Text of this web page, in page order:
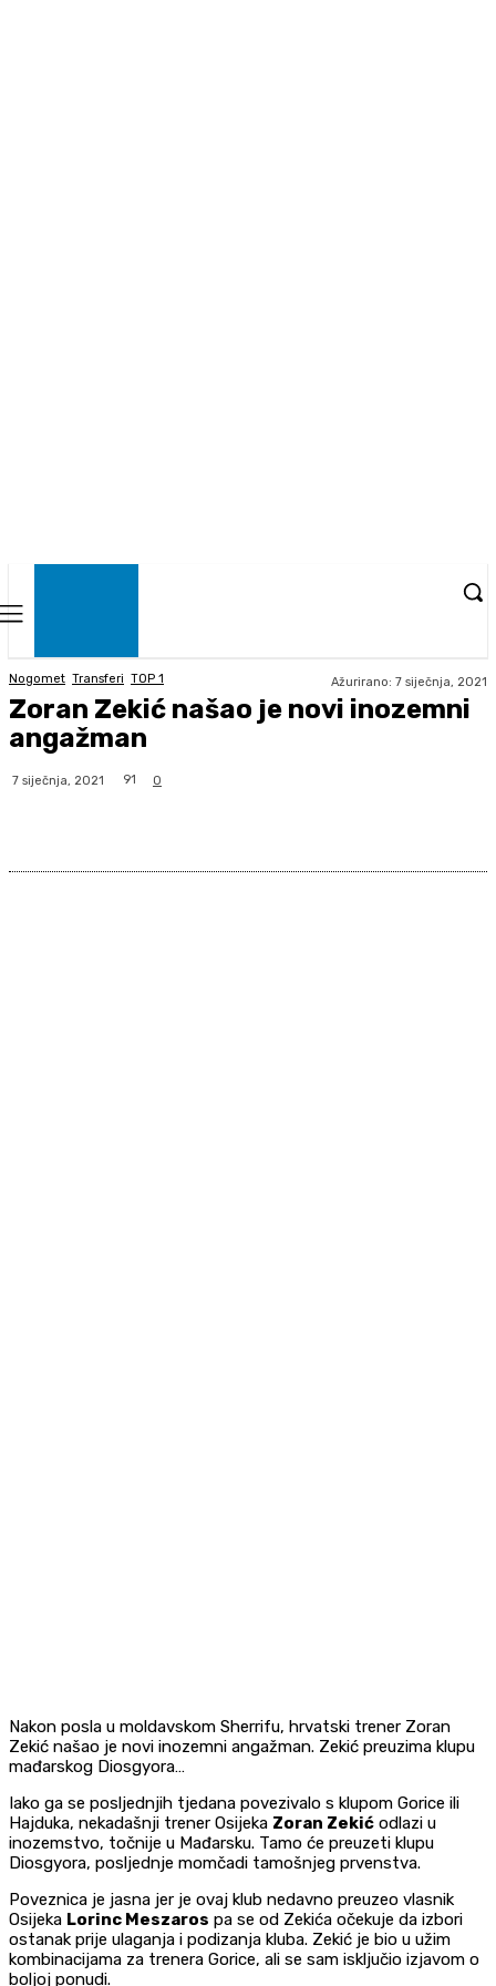
Nogomet Transferi TOP 1 Ažurirano: 7 siječnja, 2021
Zoran Zekić našao je novi inozemni
angažman
7 siječnja, 2021 91 0
Nakon posla u moldavskom Sherrifu, hrvatski trener Zoran
Zekić našao je novi inozemni angažman. Zekić preuzima klupu
mađarskog Diosgyora…
Iako ga se posljednjih tjedana povezivalo s klupom Gorice ili
Hajduka, nekadašnji trener Osijeka Zoran Zekić odlazi u
inozemstvo, točnije u Mađarsku. Tamo će preuzeti klupu
Diosgyora, posljednje momčadi tamošnjeg prvenstva.
Poveznica je jasna jer je ovaj klub nedavno preuzeo vlasnik
Osijeka Lorinc Meszaros pa se od Zekića očekuje da izbori
ostanak prije ulaganja i podizanja kluba. Zekić je bio u užim
kombinacijama za trenera Gorice, ali se sam isključio izjavom o
boljoj ponudi.